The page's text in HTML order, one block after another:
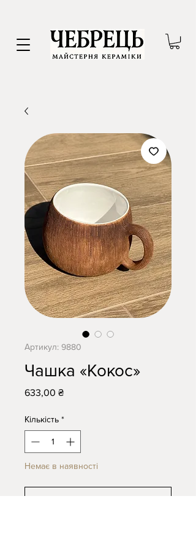
Артикул: 9880
Чашка «Кокос»
633,00 ₴Ціна
Кількість *
Немає в наявності